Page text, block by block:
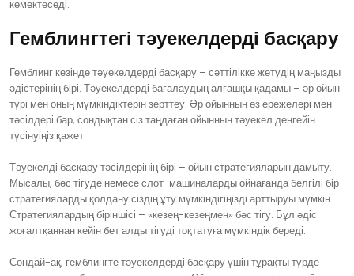
көмектеседі.
Гемблингтегі тәуекелдерді басқару
Гемблинг кезінде тәуекелдерді басқару – сәттілікке жетудің маңызды
әдістерінің бірі. Тәуекелдерді бағалаудың алғашқы қадамы – әр ойын
түрі мен оның мүмкіндіктерін зерттеу. Әр ойынның өз ережелері мен
тәсілдері бар, сондықтан сіз таңдаған ойынның тәуекел деңгейін
түсінуіңіз қажет.
Тәуекелді басқару тәсілдерінің бірі – ойын стратегияларын дамыту.
Мысалы, бәс тігуде немесе слот-машиналарды ойнағанда белгілі бір
стратегияларды қолдану сіздің ұту мүмкіндігіңізді арттыруы мүмкін.
Стратегиялардың біріншісі – «кезең-кезеңмен» бәс тігу. Бұл әдіс
жоғалтқаннан кейін бет алды тігуді тоқтатуға мүмкіндік береді.
Сондай-ақ, гемблингте тәуекелдерді басқару үшін тұрақты түрде